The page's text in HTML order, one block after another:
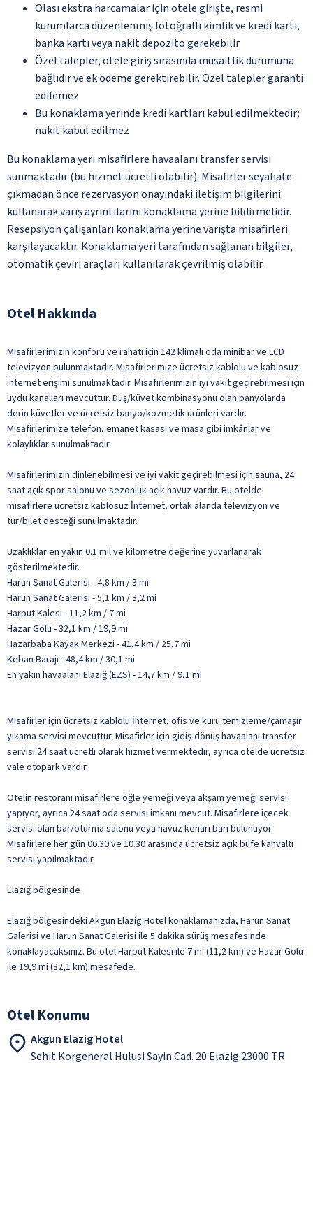
Olası ekstra harcamalar için otele girişte, resmi
kurumlarca düzenlenmiş fotoğraflı kimlik ve kredi kartı,
banka kartı veya nakit depozito gerekebilir
Özel talepler, otele giriş sırasında müsaitlik durumuna
bağlıdır ve ek ödeme gerektirebilir. Özel talepler garanti
edilemez
Bu konaklama yerinde kredi kartları kabul edilmektedir;
nakit kabul edilmez
Bu konaklama yeri misafirlere havaalanı transfer servisi
sunmaktadır (bu hizmet ücretli olabilir). Misafirler seyahate
çıkmadan önce rezervasyon onayındaki iletişim bilgilerini
kullanarak varış ayrıntılarını konaklama yerine bildirmelidir.
Resepsiyon çalışanları konaklama yerine varışta misafirleri
karşılayacaktır. Konaklama yeri tarafından sağlanan bilgiler,
otomatik çeviri araçları kullanılarak çevrilmiş olabilir.
Otel Hakkında
Misafirlerimizin konforu ve rahatı için 142 klimalı oda minibar ve LCD
televizyon bulunmaktadır. Misafirlerimize ücretsiz kablolu ve kablosuz
internet erişimi sunulmaktadır. Misafirlerimizin iyi vakit geçirebilmesi için
uydu kanalları mevcuttur. Duş/küvet kombinasyonu olan banyolarda
derin küvetler ve ücretsiz banyo/kozmetik ürünleri vardır.
Misafirlerimize telefon, emanet kasası ve masa gibi imkânlar ve
kolaylıklar sunulmaktadır.
Misafirlerimizin dinlenebilmesi ve iyi vakit geçirebilmesi için sauna, 24
saat açık spor salonu ve sezonluk açık havuz vardır. Bu otelde
misafirlere ücretsiz kablosuz İnternet, ortak alanda televizyon ve
tur/bilet desteği sunulmaktadır.
Uzaklıklar en yakın 0.1 mil ve kilometre değerine yuvarlanarak
gösterilmektedir.
Harun Sanat Galerisi - 4,8 km / 3 mi
Harun Sanat Galerisi - 5,1 km / 3,2 mi
Harput Kalesi - 11,2 km / 7 mi
Hazar Gölü - 32,1 km / 19,9 mi
Hazarbaba Kayak Merkezi - 41,4 km / 25,7 mi
Keban Barajı - 48,4 km / 30,1 mi
En yakın havaalanı Elazığ (EZS) - 14,7 km / 9,1 mi
Misafirler için ücretsiz kablolu İnternet, ofis ve kuru temizleme/çamaşır
yıkama servisi mevcuttur. Misafirler için gidiş-dönüş havaalanı transfer
servisi 24 saat ücretli olarak hizmet vermektedir, ayrıca otelde ücretsiz
vale otopark vardır.
Otelin restoranı misafirlere öğle yemeği veya akşam yemeği servisi
yapıyor, ayrıca 24 saat oda servisi imkanı mevcut. Misafirlere içecek
servisi olan bar/oturma salonu veya havuz kenarı barı bulunuyor.
Misafirlere her gün 06.30 ve 10.30 arasında ücretsiz açık büfe kahvaltı
servisi yapılmaktadır.
Elazığ bölgesinde
Elazığ bölgesindeki Akgun Elazig Hotel konaklamanızda, Harun Sanat
Galerisi ve Harun Sanat Galerisi ile 5 dakika sürüş mesafesinde
konaklayacaksınız. Bu otel Harput Kalesi ile 7 mi (11,2 km) ve Hazar Gölü
ile 19,9 mi (32,1 km) mesafede.
Otel Konumu
Akgun Elazig Hotel
Sehit Korgeneral Hulusi Sayin Cad. 20 Elazig 23000 TR